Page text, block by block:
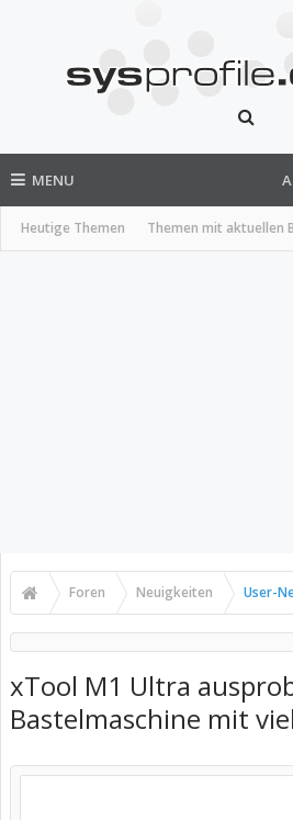
MENU
Heutige Themen Themen mit aktuellen
Foren Neuigkeiten User-
xTool M1 Ultra
Bastelmaschine mit